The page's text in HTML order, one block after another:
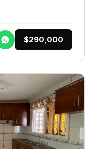
$290,000